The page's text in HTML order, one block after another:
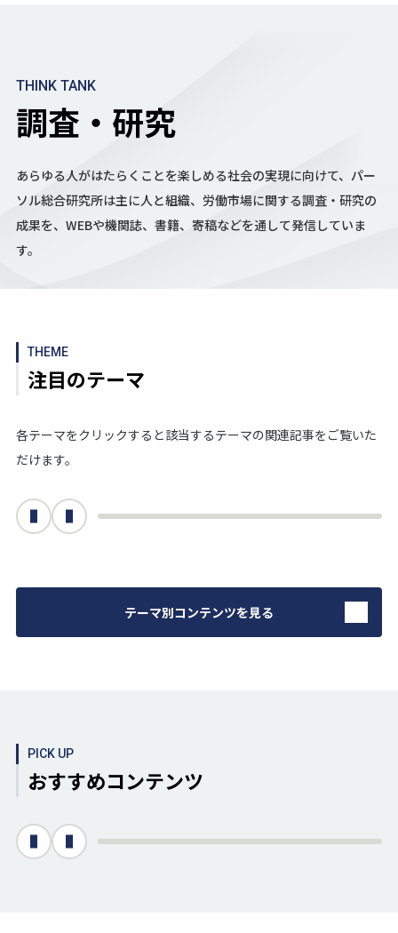
THINK TANK
調査・研究
あらゆる人がはたらくことを楽しめる社会の実現に向けて、 パー
ソル総合研究所は主に人と組織、労働市場に関する調査・研究の
成果を、 WEBや機関誌、書籍、寄稿などを通して発信していま
す。
THEME
注目のテーマ
各テーマをクリックすると該当するテーマの関連記事をご覧いた
だけます。
テーマ別コンテンツを見る
PICK UP
おすすめコンテンツ